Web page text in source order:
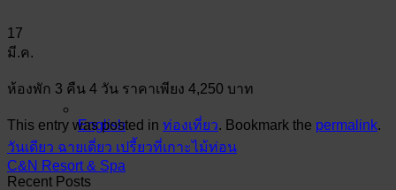
English
17
มี.ค.
ห้องพัก 3 คืน 4 วัน ราคาเพียง 4,250 บาท
This entry was posted in ท่องเที่ยว. Bookmark the permalink.
วันเดียว ฉายเดี่ยว เปรี้ยวที่เกาะไม้ท่อน
C&N Resort & Spa
Recent Posts